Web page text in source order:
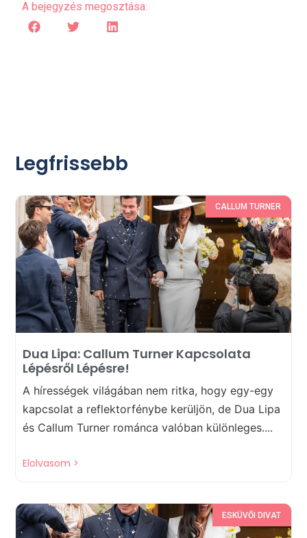
A bejegyzés megosztása:
Legfrissebb
CALLUM TURNER
Dua Lipa: Callum Turner Kapcsolata
Lépésről Lépésre!
A hírességek világában nem ritka, hogy egy-egy
kapcsolat a reflektorfénybe kerüljön, de Dua Lipa
és Callum Turner románca valóban különleges....
Elolvasom >
ESKÜVŐI DIVAT